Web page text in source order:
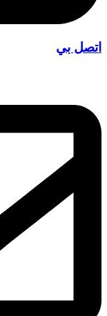
اتصل بي